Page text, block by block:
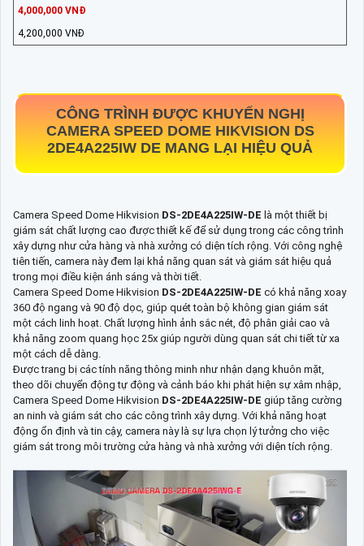
4,000,000 VNĐ
4,200,000 VNĐ
CÔNG TRÌNH ĐƯỢC KHUYẾN NGHỊ
CAMERA SPEED DOME HIKVISION DS
2DE4A225IW DE MANG LẠI HIỆU QUẢ
Camera Speed Dome Hikvision DS-2DE4A225IW-DE là một thiết bị
giám sát chất lượng cao được thiết kế để sử dụng trong các công trình
xây dựng như cửa hàng và nhà xưởng có diện tích rộng. Với công nghệ
tiên tiến, camera này đem lại khả năng quan sát và giám sát hiệu quả
trong mọi điều kiện ánh sáng và thời tiết.
Camera Speed Dome Hikvision DS-2DE4A225IW-DE có khả năng xoay
360 độ ngang và 90 độ dọc, giúp quét toàn bộ không gian giám sát
một cách linh hoạt. Chất lượng hình ảnh sắc nét, độ phân giải cao và
khả năng zoom quang học 25x giúp người dùng quan sát chi tiết từ xa
một cách dễ dàng.
Được trang bị các tính năng thông minh như nhận dạng khuôn mặt,
theo dõi chuyển động tự động và cảnh báo khi phát hiện sự xâm nhập,
Camera Speed Dome Hikvision DS-2DE4A225IW-DE giúp tăng cường
an ninh và giám sát cho các công trình xây dựng. Với khả năng hoạt
động ổn định và tin cậy, camera này là sự lựa chọn lý tưởng cho việc
giám sát trong môi trường cửa hàng và nhà xưởng với diện tích rộng.